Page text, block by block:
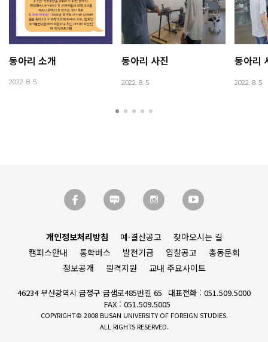
동아리 소개
2022. 8. 5
동아리 사진
2022. 8. 5
동아리
2022. 8. 5
개인정보처리방침 예·결산공고
찾아오시는 길
캠퍼스안내
통학버스 발전기금 입찰공고
총동문회
정보공개
원격지원 교내 주요사이트
46234 부산광역시 금정구 금샘로485번길 65
대표전화 : 051.509.5000
FAX : 051.509.5005
COPYRIGHT© 2008 BUSAN UNIVERSITY OF FOREIGN STUDIES.
ALL RIGHTS RESERVED.